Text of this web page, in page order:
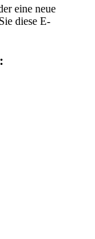
eine neue
diese E-